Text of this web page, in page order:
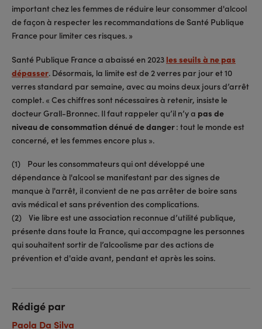
important chez les femmes de réduire leur consommer d'alcool
de façon à respecter les recommandations de Santé Publique
France pour limiter ces risques. »
Santé Publique France a abaissé en 2023 les seuils à ne pas
dépasser. Désormais, la limite est de 2 verres par jour et 10
verres standard par semaine, avec au moins deux jours d’arrêt
complet. « Ces chiffres sont nécessaires à retenir, insiste le
docteur Grall-Bronnec. Il faut rappeler qu’il n’y a pas de
niveau de consommation dénué de danger: tout le monde est
concerné, et les femmes encore plus ».
(1) Pour les consommateurs qui ont développé une
dépendance à l'alcool se manifestant par des signes de
manque à l'arrêt, il convient de ne pas arrêter de boire sans
avis médical et sans prévention des complications.
(2) Vie libre est une association reconnue d’utilité publique,
présente dans toute la France, qui accompagne les personnes
qui souhaitent sortir de l’alcoolisme par des actions de
prévention et d'aide avant, pendant et après les soins.
Rédigé par
Paola Da Silva